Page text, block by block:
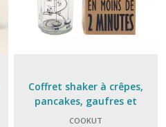
Coffret shaker à crêpes,
pancakes, gaufres et
tartineur...Cookut
COOKUT